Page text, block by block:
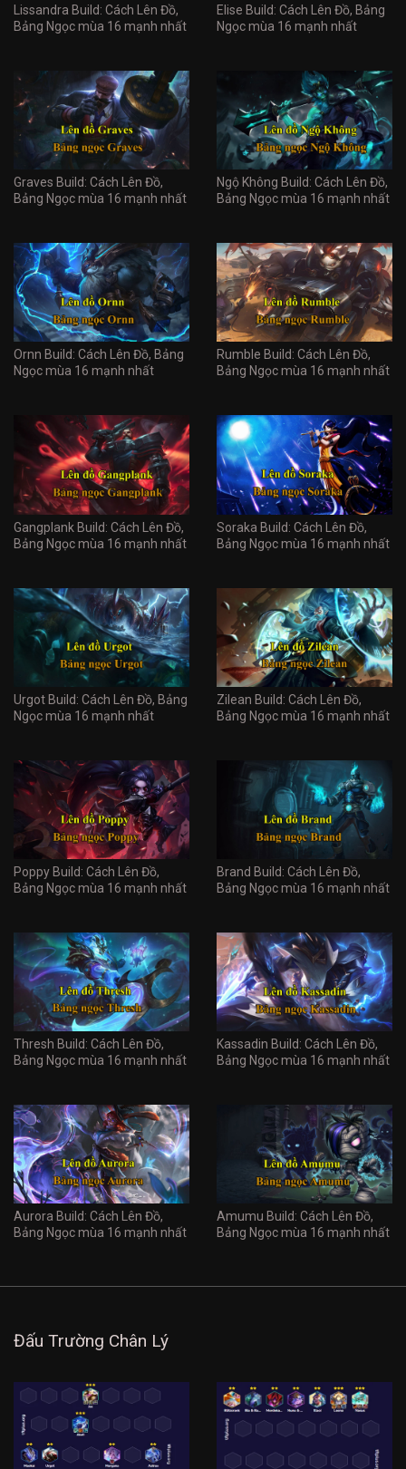
Lissandra Build: Cách Lên Đồ,
Bảng Ngọc mùa 16 mạnh nhất
Elise Build: Cách Lên Đồ, Bảng
Ngọc mùa 16 mạnh nhất
Graves Build: Cách Lên Đồ,
Bảng Ngọc mùa 16 mạnh nhất
Ngộ Không Build: Cách Lên Đồ,
Bảng Ngọc mùa 16 mạnh nhất
Ornn Build: Cách Lên Đồ, Bảng
Ngọc mùa 16 mạnh nhất
Rumble Build: Cách Lên Đồ,
Bảng Ngọc mùa 16 mạnh nhất
Gangplank Build: Cách Lên Đồ,
Bảng Ngọc mùa 16 mạnh nhất
Soraka Build: Cách Lên Đồ,
Bảng Ngọc mùa 16 mạnh nhất
Urgot Build: Cách Lên Đồ, Bảng
Ngọc mùa 16 mạnh nhất
Zilean Build: Cách Lên Đồ,
Bảng Ngọc mùa 16 mạnh nhất
Poppy Build: Cách Lên Đồ,
Bảng Ngọc mùa 16 mạnh nhất
Brand Build: Cách Lên Đồ,
Bảng Ngọc mùa 16 mạnh nhất
Thresh Build: Cách Lên Đồ,
Bảng Ngọc mùa 16 mạnh nhất
Kassadin Build: Cách Lên Đồ,
Bảng Ngọc mùa 16 mạnh nhất
Aurora Build: Cách Lên Đồ,
Bảng Ngọc mùa 16 mạnh nhất
Amumu Build: Cách Lên Đồ,
Bảng Ngọc mùa 16 mạnh nhất
Đấu Trường Chân Lý